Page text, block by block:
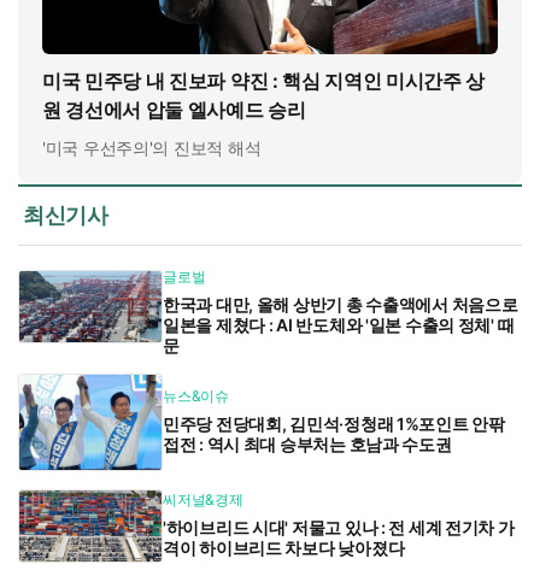
미국 민주당 내 진보파 약진 : 핵심 지역인 미시간주 상
원 경선에서 압둘 엘사예드 승리
'미국 우선주의'의 진보적 해석
최신기사
글로벌
한국과 대만, 올해 상반기 총 수출액에서 처음으로
일본을 제쳤다 : AI 반도체와 '일본 수출의 정체' 때
문
뉴스&이슈
민주당 전당대회, 김민석·정청래 1%포인트 안팎
접전 : 역시 최대 승부처는 호남과 수도권
씨저널&경제
'하이브리드 시대' 저물고 있나 : 전 세계 전기차 가
격이 하이브리드 차보다 낮아졌다